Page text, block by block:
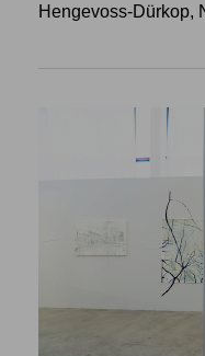
Hengevoss-Dürkop,